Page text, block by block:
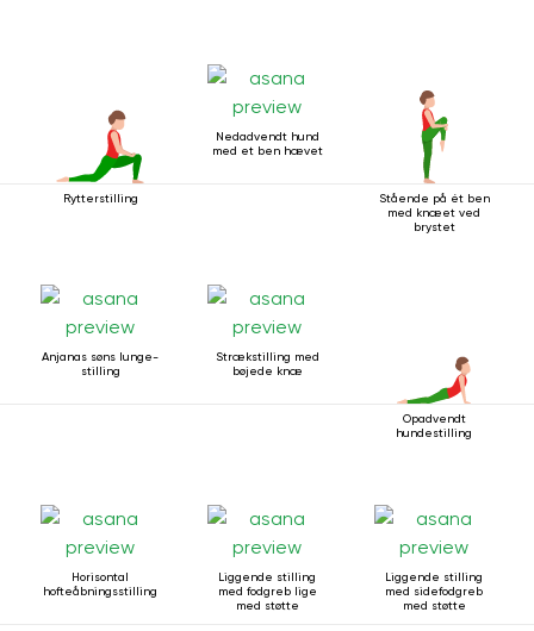
Rytterstilling
Nedadvendt hund
med et ben hævet
Stående på ét ben
med knæet ved
brystet
Anjanas søns lunge-
stilling
Strækstilling med
bøjede knæ
Opadvendt
hundestilling
Horisontal
hofteåbningsstilling
Liggende stilling
med fodgreb lige
med støtte
Liggende stilling
med sidefodgreb
med støtte